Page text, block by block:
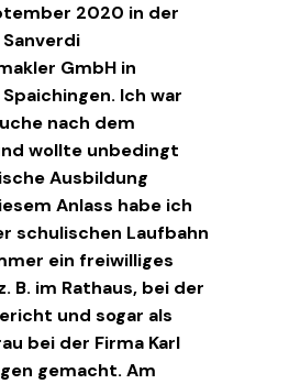
2020 in der
GmbH in
Ich war
nach dem
wollte unbedingt
Ausbildung
Anlass habe ich
schulischen Laufbahn
ein freiwilliges
B. im Rathaus, bei der
und sogar als
bei der Firma Karl
gemacht. Am